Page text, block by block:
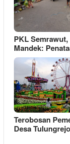
PKL
Mandek:
Terobosan
Desa